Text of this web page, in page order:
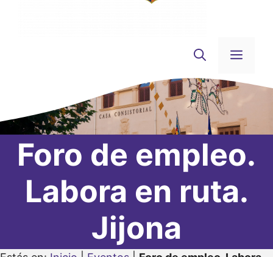
Foro de empleo.
Labora en ruta.
Jijona